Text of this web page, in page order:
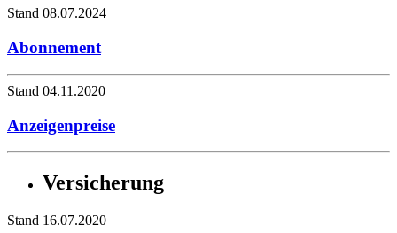
Stand 08.07.2024
Abonnement
Stand 04.11.2020
Anzeigenpreise
Versicherung
Stand 16.07.2020